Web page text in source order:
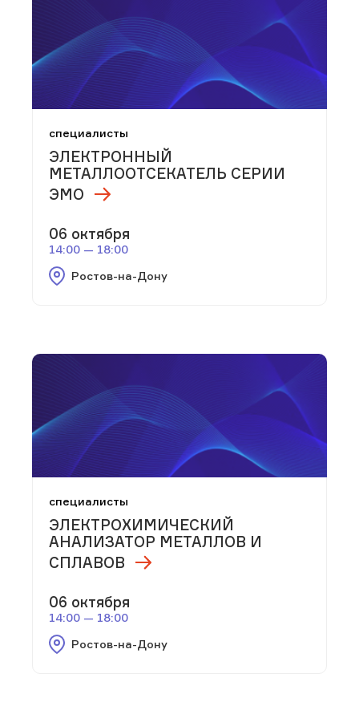
специалисты
ЭЛЕКТРОННЫЙ
МЕТАЛЛООТСЕКАТЕЛЬ СЕРИИ
ЭМО
06 октября
14:00 — 18:00
Ростов-на-Дону
специалисты
ЭЛЕКТРОХИМИЧЕСКИЙ
АНАЛИЗАТОР МЕТАЛЛОВ И
СПЛАВОВ
06 октября
14:00 — 18:00
Ростов-на-Дону